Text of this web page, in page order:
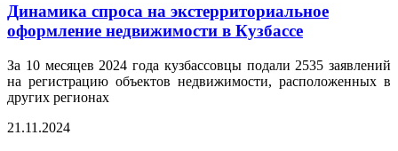
Динамика спроса на экстерриториальное
оформление недвижимости в Кузбассе
За 10 месяцев 2024 года кузбассовцы подали 2535 заявлений
на регистрацию объектов недвижимости, расположенных в
других регионах
21.11.2024